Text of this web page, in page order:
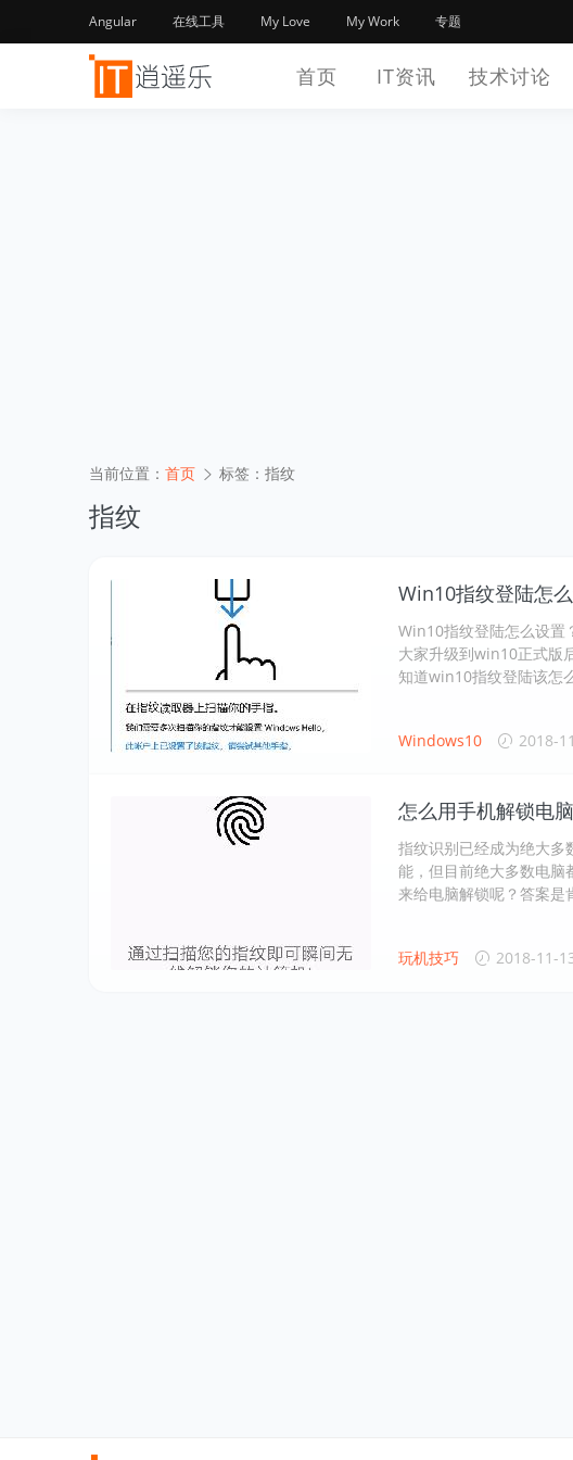
Angular 在线工具 My Love My Work 专题
首页 IT资讯 技术讨论
当前位置： 首页 标签：指纹
指纹
Win10指纹登陆怎
Win10指纹登陆怎么设置
大家升级到win10正式版
知道win10指纹登陆该怎
Windows10 2018-
怎么用手机解锁电
指纹识别已经成为绝大多
能，但目前绝大多数电脑
来给电脑解锁呢？答案是
玩机技巧 2018-11-